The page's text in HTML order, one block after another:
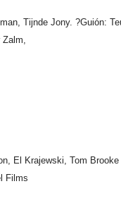
Tijnde Jony. ?Guión:
El Krajewski, Tom
Films